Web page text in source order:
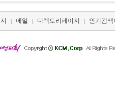
| 메일 | 디렉토리페이지 | 인기검색